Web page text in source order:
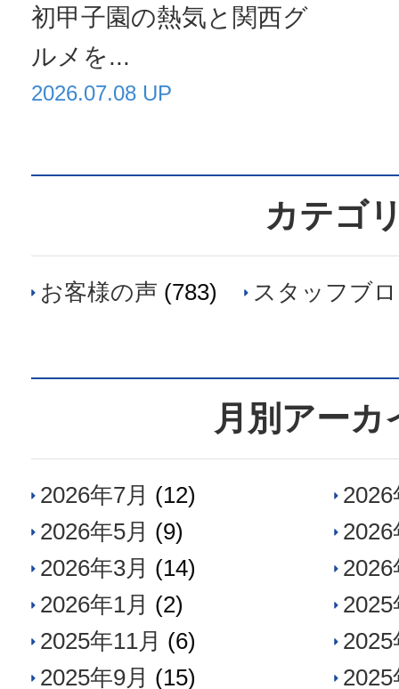
初甲子園の熱気と関西グ
ルメを...
2026.07.08 UP
カテゴ
お客様の声 (783) スタッフブ
月別アーカ
2026年7月 (12)
2026年5月 (9)
2026年3月 (14)
2026年1月 (2)
2025年11月 (6)
2025年9月 (15)